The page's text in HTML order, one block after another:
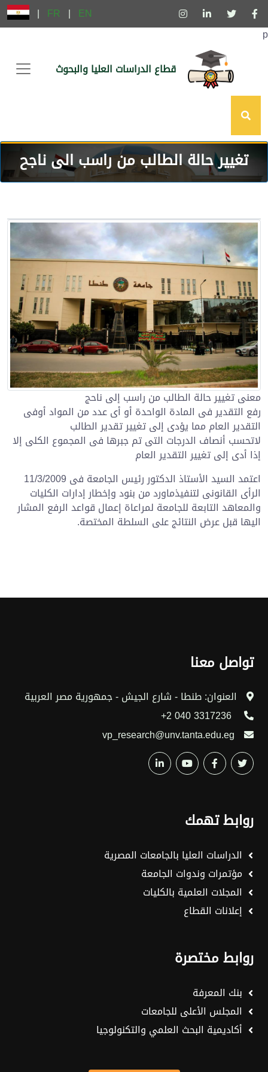
EN
|
FR
|
p
قطاع الدراسات العليا والبحوث
تغيير حالة الطالب من راسب الى ناجح
معنى تغيير حالة الطالب من راسب إلى ناحج
رفع التقدير فى المادة الواحدة أو أى عدد من المواد أوفى
التقدير العام مما يؤدى إلى تغيير تقدير الطالب
لاتحسب أنصاف الدرجات التى تم جبرها فى المجموع الكلى إلا
إذا أدى إلى تغيير التقدير العام
اعتمد السيد الأستاذ الدكتور رئيس الجامعة فى 11/3/2009
الرأى القانونى لتنفيذماورد من بنود وإخطار إدارات الكليات
والمعاهد التابعة للجامعة لمراعاة إعمال قواعد الرفع المشار
اليها قبل عرض النتائج على السلطة المختصة.
تواصل معنا
العنوان: طنطا - شارع الجيش - جمهورية مصر العربية
vp_research@unv.tanta.edu.eg
روابط تهمك
الدراسات العليا بالجامعات المصرية
مؤتمرات وندوات الجامعة
المجلات العلمية بالكليات
إعلانات القطاع
روابط مختصرة
بنك المعرفة
المجلس الأعلى للجامعات
أكاديمية البحث العلمي والتكنولوجيا